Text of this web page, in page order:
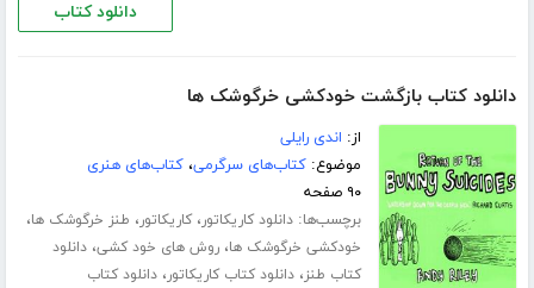
دانلود کتاب
دانلود کتاب بازگشت خودکشی خرگوشک ها
از: اندی رایلی
موضوع:کتاب‌های سرگرمی،کتاب‌های هنری
۹۰ صفحه
برچسب‌ها:دانلود کاریکاتور،کاریکاتور، طنز خرگوشک ها،
خودکشی خرگوشک ها،روش های خود کشی،دانلود
کتاب طنز،دانلود کتاب کاریکاتور،دانلود کتاب